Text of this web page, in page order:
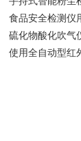
食品安全检测仪
硫化物酸化吹气
使用全自动型红